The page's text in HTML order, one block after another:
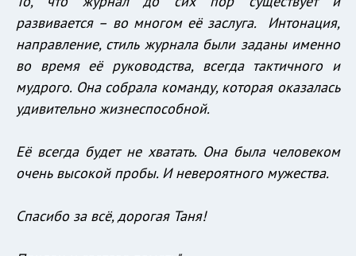
развивается – во многом её заслуга. Интонация,
направление, стиль журнала были заданы именно
во время её руководства, всегда тактичного и
мудрого. Она собрала команду, которая оказалась
удивительно жизнеспособной.
Её всегда будет не хватать. Она была человеком
очень высокой пробы. И невероятного мужества.
Спасибо за всё, дорогая Таня!